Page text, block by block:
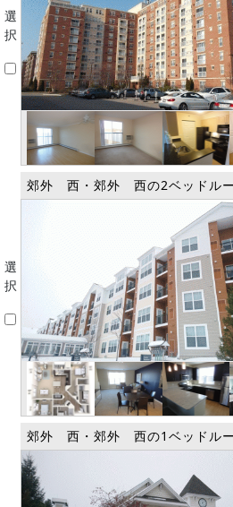
選
択
選
択
郊外 西・郊外 西の2ベッドルー
郊外 西・郊外 西の1ベッドルー